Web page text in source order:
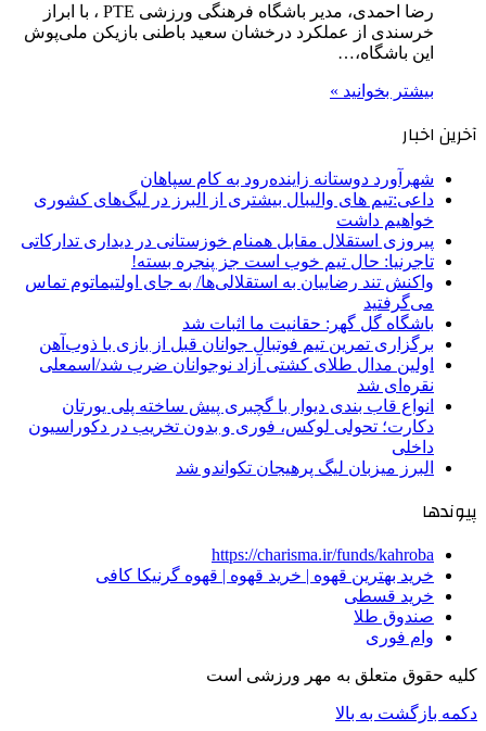
رضا احمدی، مدیر باشگاه فرهنگی ورزشی PTE ، با ابراز
خرسندی از عملکرد درخشان سعید باطنی بازیکن ملی‌پوش
این باشگاه،…
بیشتر بخوانید »
آخرین اخبار
شهرآورد دوستانه زاینده‌رود به کام سپاهان
داعی:تیم های والیبال بیشتری از البرز در لیگ‌های کشوری
خواهیم داشت
پیروزی استقلال مقابل همنام خوزستانی در دیداری تدارکاتی
تاجرنیا: حال تیم خوب است جز پنجره بسته!
واکنش تند رضاییان به استقلالی‌ها/ به جای اولتیماتوم تماس
می‌گرفتید
باشگاه گل گهر: حقانیت ما اثبات شد
برگزاری تمرین تیم فوتبال جوانان قبل از بازی با ذوب‌آهن
اولین مدال طلای کشتی آزاد نوجوانان ضرب شد/اسمعلی
نقره‌ای شد
انواع قاب بندی دیوار با گچبری پیش ساخته پلی یورتان
دکارت؛ تحولی لوکس، فوری و بدون تخریب در دکوراسیون
داخلی
البرز میزبان لیگ پرهیجان تکواندو شد
پیوندها
https://charisma.ir/funds/kahroba
خرید بهترین قهوه | خرید قهوه | قهوه گرنیکا کافی
خرید قسطی
صندوق طلا
وام فوری
کلیه حقوق متعلق به مهر ورزشی است
دکمه بازگشت به بالا